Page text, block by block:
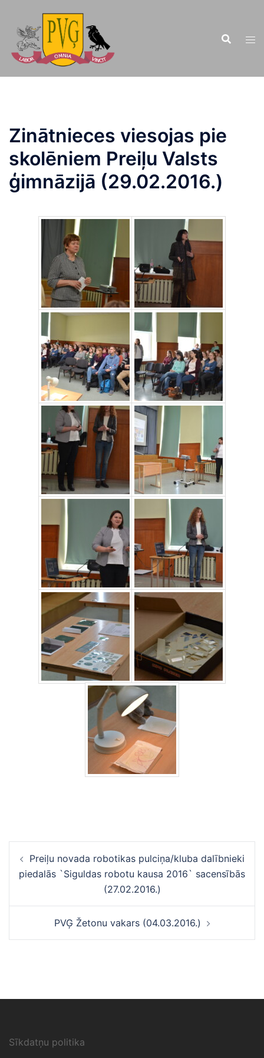
saturu
Zinātnieces viesojas pie
skolēniem Preiļu Valsts
ģimnāzijā (29.02.2016.)
navigācija
Preiļu novada robotikas pulciņa/kluba dalībnieki
piedalās `Siguldas robotu kausa 2016` sacensībās
(27.02.2016.)
PVĢ Žetonu vakars (04.03.2016.)
Sīkdatņu politika